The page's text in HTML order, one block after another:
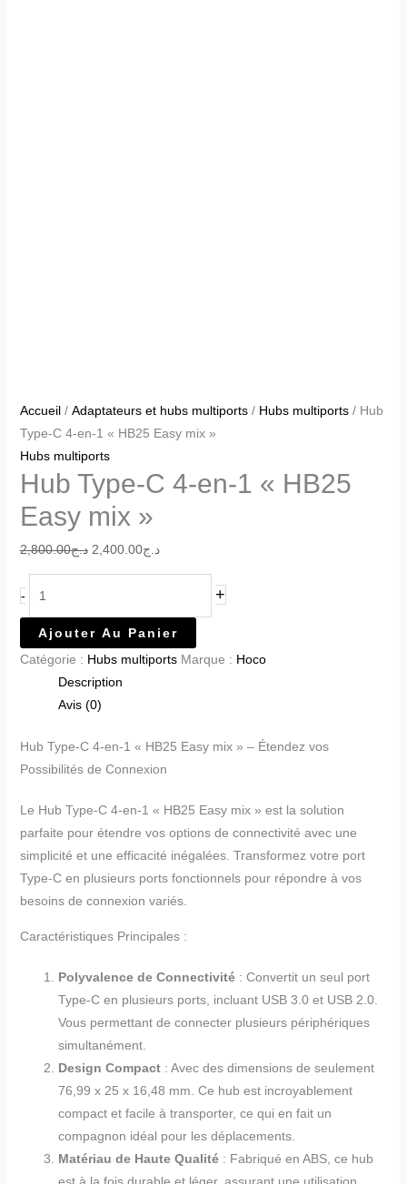
Accueil/ Adaptateurs et hubs multiports/ Hubs multiports/ Hub
Type-C 4-en-1 « HB25 Easy mix »
Hubs multiports
Hub Type-C 4-en-1 « HB25
Easy mix »
د.ج2,800.00 د.ج2,400.00
- +
Ajouter Au Panier
Catégorie : Hubs multiports Marque : Hoco
Description
Avis (0)
Hub Type-C 4-en-1 « HB25 Easy mix » – Étendez vos
Possibilités de Connexion
Le Hub Type-C 4-en-1 « HB25 Easy mix » est la solution
parfaite pour étendre vos options de connectivité avec une
simplicité et une efficacité inégalées. Transformez votre port
Type-C en plusieurs ports fonctionnels pour répondre à vos
besoins de connexion variés.
Caractéristiques Principales :
Polyvalence de Connectivité: Convertit un seul port
Type-C en plusieurs ports, incluant USB 3.0 et USB 2.0.
Vous permettant de connecter plusieurs périphériques
simultanément.
Design Compact: Avec des dimensions de seulement
76,99 x 25 x 16,48 mm. Ce hub est incroyablement
compact et facile à transporter, ce qui en fait un
compagnon idéal pour les déplacements.
Matériau de Haute Qualité: Fabriqué en ABS, ce hub